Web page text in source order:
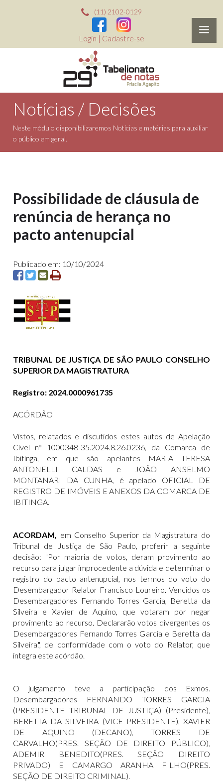
(11) 2102-0129
Login | Cadastre-se
Notícias / Decisões
Neste módulo disponibilizaremos Notícias e matérias para auxiliar
o público em geral.
Possibilidade de cláusula de
renúncia de herança no
pacto antenupcial
Publicado em: 10/10/2024
TRIBUNAL DE JUSTIÇA DE SÃO PAULO CONSELHO
SUPERIOR DA MAGISTRATURA
Registro: 2024.0000961735
ACÓRDÃO
Vistos, relatados e discutidos estes autos de Apelação
Cível n° 1000348-35.2024.8.26.0236, da Comarca de
Ibitinga, em que são apelantes MARIA TERESA
ANTONELLI CALDAS e JOÃO ANSELMO
MONTANARI DA CUNHA, é apelado OFICIAL DE
REGISTRO DE IMÓVEIS E ANEXOS DA COMARCA DE
IBITINGA.
ACORDAM, em Conselho Superior da Magistratura do
Tribunal de Justiça de São Paulo, proferir a seguinte
decisão: "Por maioria de votos, deram provimento ao
recurso para julgar improcedente a dúvida e determinar o
registro do pacto antenupcial, nos termos do voto do
Desembargador Relator Francisco Loureiro. Vencidos os
Desembargadores Fernando Torres Garcia, Beretta da
Silveira e Xavier de Aquino, que votaram por negar
provimento ao recurso. Declararão votos divergentes os
Desembargadores Fernando Torres Garcia e Beretta da
Silveira.", de conformidade com o voto do Relator, que
integra este acórdão.
O julgamento teve a participação dos Exmos.
Desembargadores FERNANDO TORRES GARCIA
(PRESIDENTE TRIBUNAL DE JUSTIÇA) (Presidente),
BERETTA DA SILVEIRA (VICE PRESIDENTE), XAVIER
DE AQUINO (DECANO), TORRES DE
CARVALHO(PRES. SEÇÃO DE DIREITO PÚBLICO),
ADEMIR BENEDITO(PRES. SEÇÃO DIREITO
PRIVADO) E CAMARGO ARANHA FILHO(PRES.
SEÇÃO DE DIREITO CRIMINAL).